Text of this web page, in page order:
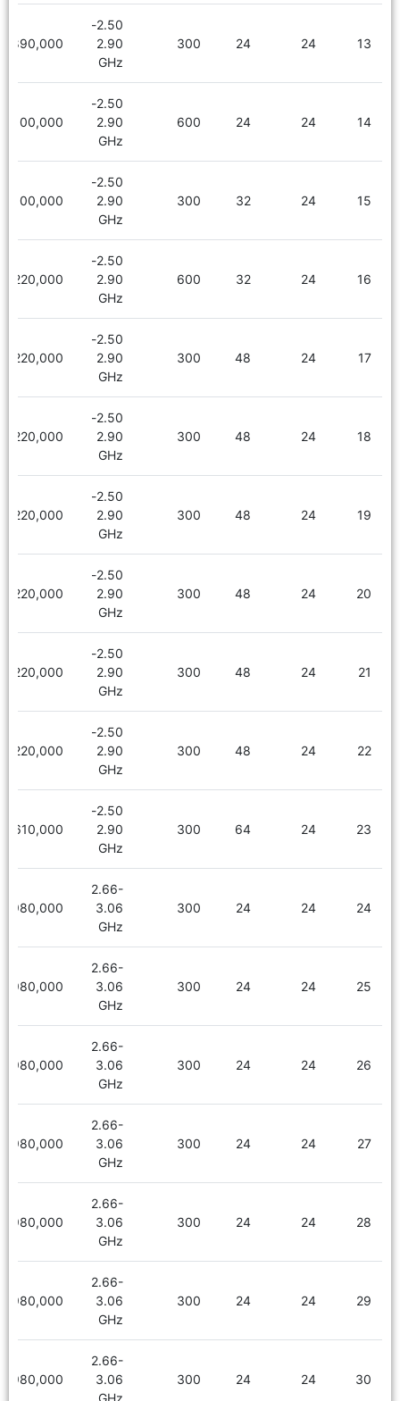
13
24
24
300
2.50-
2.90
GHz
1,890,000
14
24
24
600
2.50-
2.90
GHz
2,100,000
15
24
32
300
2.50-
2.90
GHz
2,100,000
16
24
32
600
2.50-
2.90
GHz
2,220,000
17
24
48
300
2.50-
2.90
GHz
2,220,000
18
24
48
300
2.50-
2.90
GHz
2,220,000
19
24
48
300
2.50-
2.90
GHz
2,220,000
20
24
48
300
2.50-
2.90
GHz
2,220,000
21
24
48
300
2.50-
2.90
GHz
2,220,000
22
24
48
300
2.50-
2.90
GHz
2,220,000
23
24
64
300
2.50-
2.90
GHz
2,610,000
24
24
24
300
2.66-
3.06
GHz
1,980,000
25
24
24
300
2.66-
3.06
GHz
1,980,000
26
24
24
300
2.66-
3.06
GHz
1,980,000
27
24
24
300
2.66-
3.06
GHz
1,980,000
28
24
24
300
2.66-
3.06
GHz
1,980,000
29
24
24
300
2.66-
3.06
GHz
1,980,000
30
24
24
300
2.66-
3.06
GHz
1,980,000